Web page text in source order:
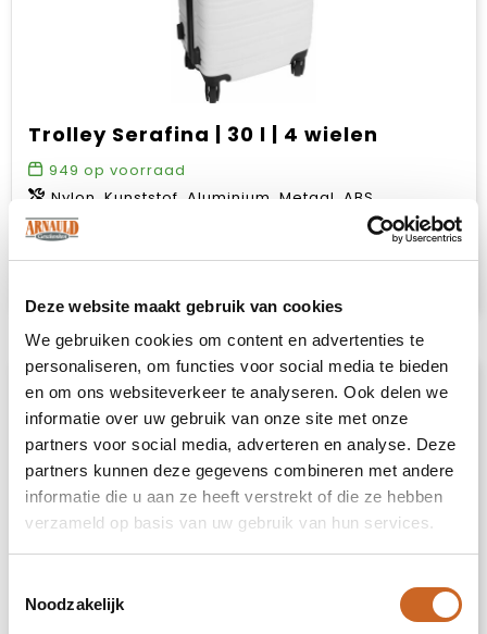
Deze website maakt gebruik van cookies
We gebruiken cookies om content en advertenties te
personaliseren, om functies voor social media te bieden
en om ons websiteverkeer te analyseren. Ook delen we
informatie over uw gebruik van onze site met onze
partners voor social media, adverteren en analyse. Deze
partners kunnen deze gegevens combineren met andere
informatie die u aan ze heeft verstrekt of die ze hebben
verzameld op basis van uw gebruik van hun services.
Noodzakelijk
Trolley Serafina | 30 l | 4 wielen
949 op voorraad
Nylon, Kunststof, Aluminium, Metaal, ABS